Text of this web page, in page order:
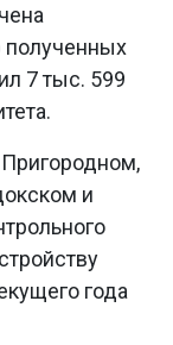
полученных
7 тыс. 599
Пригородном,
и
года